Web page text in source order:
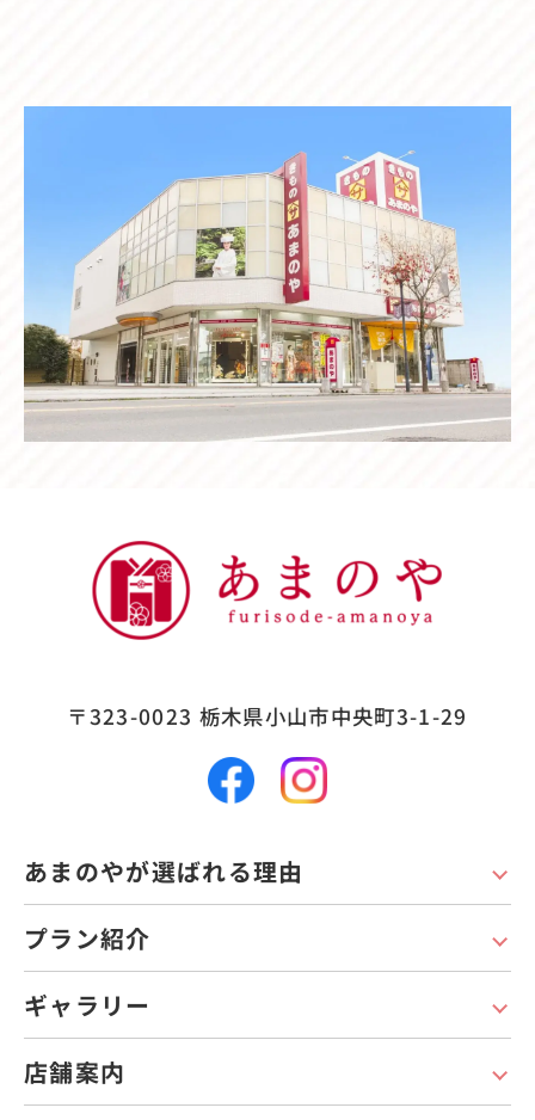
〒323-0023 栃木県小山市中央町3-1-29
あまのやが選ばれる理由
プラン紹介
店舗案内
ギャラリー